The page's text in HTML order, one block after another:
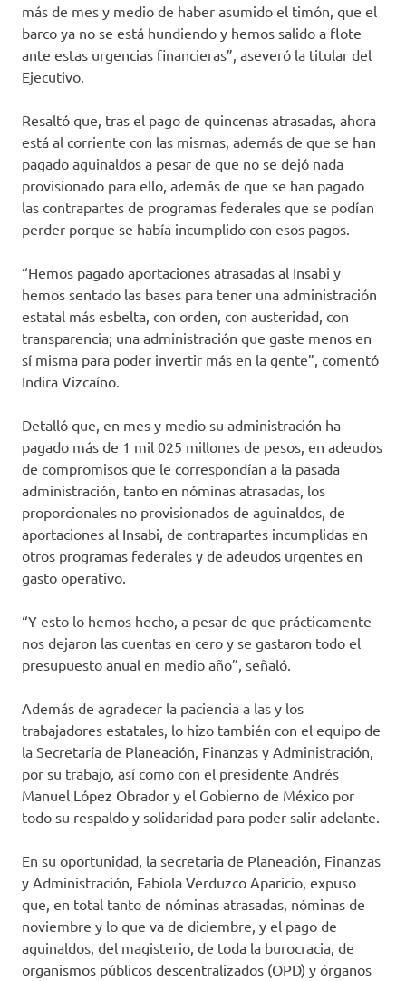
más de mes y medio de haber asumido el timón, que el
barco ya no se está hundiendo y hemos salido a flote
ante estas urgencias financieras”, aseveró la titular del
Ejecutivo.
Resaltó que, tras el pago de quincenas atrasadas, ahora
está al corriente con las mismas, además de que se han
pagado aguinaldos a pesar de que no se dejó nada
provisionado para ello, además de que se han pagado
las contrapartes de programas federales que se podían
perder porque se había incumplido con esos pagos.
“Hemos pagado aportaciones atrasadas al Insabi y
hemos sentado las bases para tener una administración
estatal más esbelta, con orden, con austeridad, con
transparencia; una administración que gaste menos en
sí misma para poder invertir más en la gente”, comentó
Indira Vizcaíno.
Detalló que, en mes y medio su administración ha
pagado más de 1 mil 025 millones de pesos, en adeudos
de compromisos que le correspondían a la pasada
administración, tanto en nóminas atrasadas, los
proporcionales no provisionados de aguinaldos, de
aportaciones al Insabi, de contrapartes incumplidas en
otros programas federales y de adeudos urgentes en
gasto operativo.
“Y esto lo hemos hecho, a pesar de que prácticamente
nos dejaron las cuentas en cero y se gastaron todo el
presupuesto anual en medio año”, señaló.
Además de agradecer la paciencia a las y los
trabajadores estatales, lo hizo también con el equipo de
la Secretaría de Planeación, Finanzas y Administración,
por su trabajo, así como con el presidente Andrés
Manuel López Obrador y el Gobierno de México por
todo su respaldo y solidaridad para poder salir adelante.
En su oportunidad, la secretaria de Planeación, Finanzas
y Administración, Fabiola Verduzco Aparicio, expuso
que, en total tanto de nóminas atrasadas, nóminas de
noviembre y lo que va de diciembre, y el pago de
aguinaldos, del magisterio, de toda la burocracia, de
organismos públicos descentralizados (OPD) y órganos